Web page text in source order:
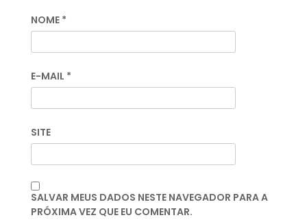
NOME *
E-MAIL *
SITE
SALVAR MEUS DADOS NESTE NAVEGADOR PARA A
PRÓXIMA VEZ QUE EU COMENTAR.